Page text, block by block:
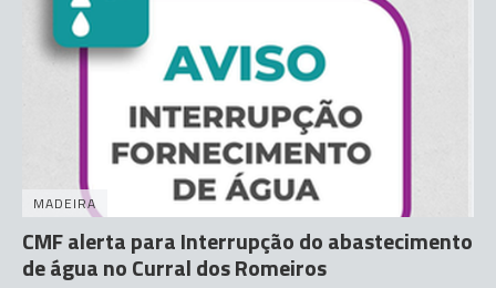
MADEIRA
CMF alerta para Interrupção do abastecimento
de água no Curral dos Romeiros